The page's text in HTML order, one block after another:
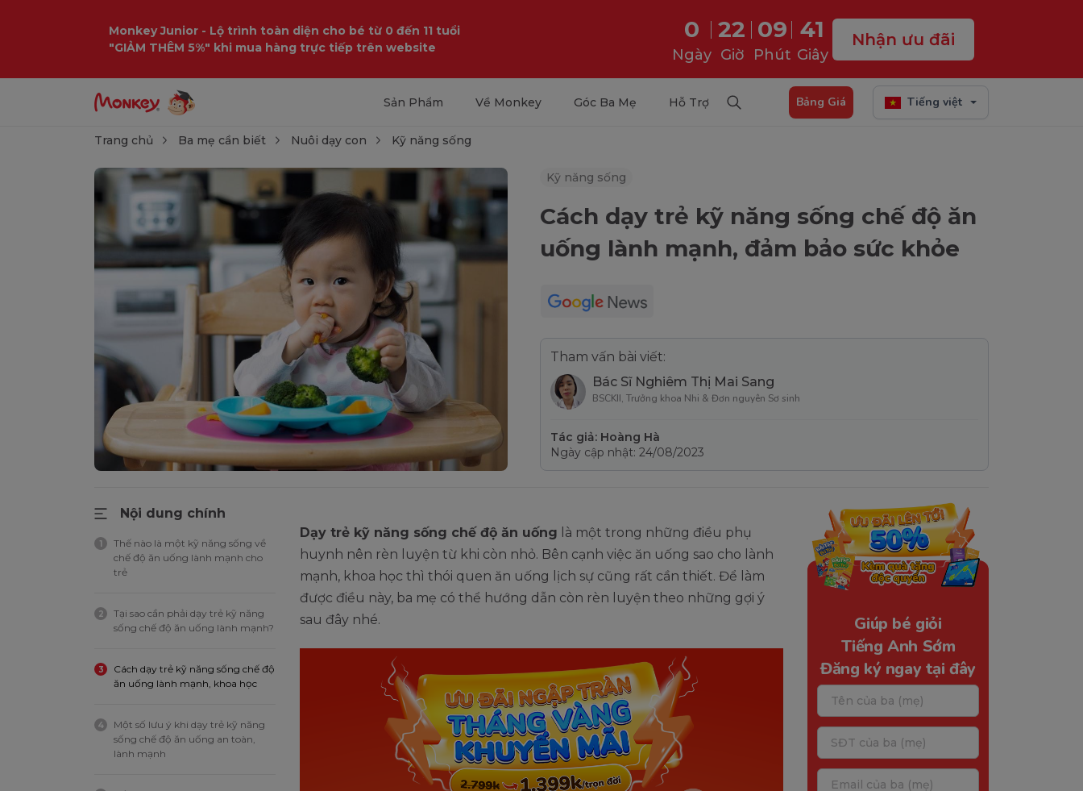
Monkey Junior - Lộ trình toàn diện cho bé từ 0 đến 11 tuổi
"GIẢM THÊM 5%" khi mua hàng trực tiếp trên website
0
Ngày
22
Giờ
09
Phút
40
Giây
Nhận ưu đãi
Sản Phẩm Về Monkey Góc Ba Mẹ Hỗ Trợ Bảng Giá Tiếng việt
Trang chủ Ba mẹ cần biết Nuôi dạy con Kỹ năng sống
Kỹ năng sống
Cách dạy trẻ kỹ năng sống chế độ ăn
uống lành mạnh, đảm bảo sức khỏe
Tham vấn bài viết:
Bác Sĩ Nghiêm Thị Mai Sang
BSCKII, Trưởng khoa Nhi & Đơn nguyên Sơ sinh
Tác giả: Hoàng Hà
Ngày cập nhật: 24/08/2023
Nội dung chính
1
Thế nào là một kỹ năng sống về
chế độ ăn uống lành mạnh cho
trẻ
2
Tại sao cần phải dạy trẻ kỹ năng
sống chế độ ăn uống lành mạnh?
3
Cách dạy trẻ kỹ năng sống chế độ
ăn uống lành mạnh, khoa học
4
Một số lưu ý khi dạy trẻ kỹ năng
sống chế độ ăn uống an toàn,
lành mạnh
Dạy trẻ kỹ năng sống chế độ ăn uống là một trong những điều phụ
huynh nên rèn luyện từ khi còn nhỏ. Bên cạnh việc ăn uống sao cho lành
mạnh, khoa học thì thói quen ăn uống lịch sự cũng rất cần thiết. Để làm
được điều này, ba mẹ có thể hướng dẫn còn rèn luyện theo những gợi ý
sau đây nhé.
Giúp bé giỏi
Tiếng Anh Sớm
Đăng ký ngay tại đây